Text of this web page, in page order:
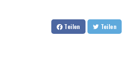
Teilen Teilen